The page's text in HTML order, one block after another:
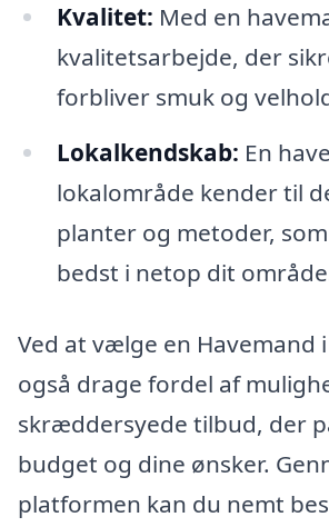
Kvalitet: Med en
kvalitetsarbejde, der
forbliver smuk og
Lokalkendskab: En
lokalområde kender til
planter og metoder,
bedst i netop dit
Ved at vælge en Havemand
også drage fordel af
skræddersyede tilbud, der
budget og dine ønsker.
platformen kan du nemt